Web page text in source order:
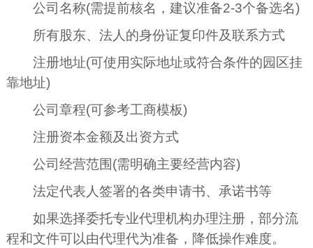
公司名称(需提前核名，建议准备2-3个备选名)
所有股东、法人的身份证复印件及联系方式
注册地址(可使用实际地址或符合条件的园区挂
靠地址)
公司章程(可参考工商模板)
注册资本金额及出资方式
公司经营范围(需明确主要经营内容)
法定代表人签署的各类申请书、承诺书等
如果选择委托专业代理机构办理注册，部分流
程和文件可以由代理代为准备，降低操作难度。